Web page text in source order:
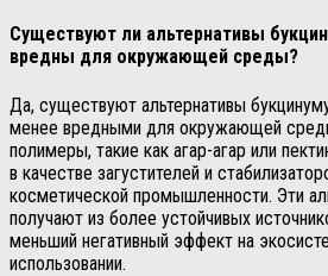
Существуют ли альтернативы
вредны для окружающей среды?
Да, существуют альтернативы
менее вредными для окружающей
полимеры, такие как агар-агар или
в качестве загустителей и
косметической промышленности. Эти
получают из более устойчивых
меньший негативный эффект на
использовании.